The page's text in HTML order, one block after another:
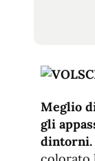
Meglio
gli
dintorni.